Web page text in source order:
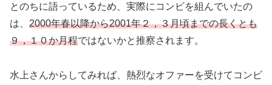
とのちに語っているため、実際にコンビを組んでいたの
は、 2000年春以降から2001年２，３月頃までの長くとも
９，１０か月程ではないかと推察されます。
水上さんからしてみれば、熱烈なオファーを受けてコンビ